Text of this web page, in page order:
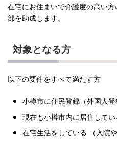
在宅にお住まいで介護度の高い
部を助成します。
対象となる方
以下の要件をすべて満たす方
小樽市に住民登録（外国人
現在も小樽市内に居住してい
在宅生活をしている （入院